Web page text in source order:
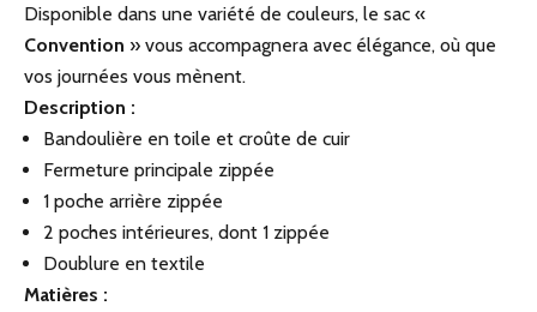
Disponible dans une variété de couleurs, le sac «
Convention » vous accompagnera avec élégance, où que
vos journées vous mènent.
Description :
Bandoulière en toile et croûte de cuir
Fermeture principale zippée
1 poche arrière zippée
2 poches intérieures, dont 1 zippée
Doublure en textile
Matières :